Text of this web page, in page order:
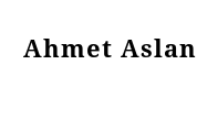
Ahmet Aslan